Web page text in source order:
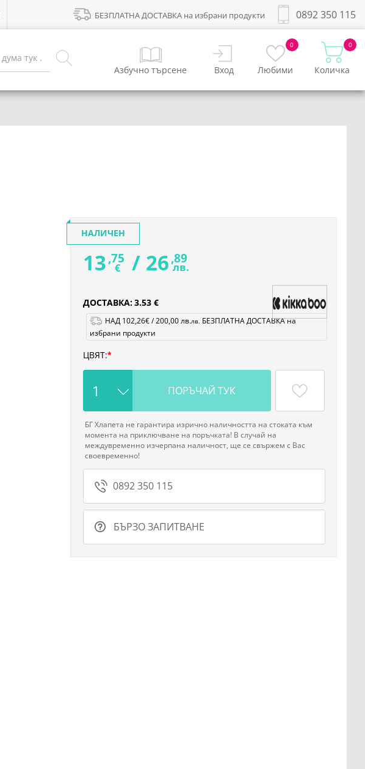
0892 350 115
БЕЗПЛАТНА ДОСТАВКА на избрани продукти
Азбучно търсене Вход
0
Любими
0
Количка
НАЛИЧЕН
13,75
€ / 26,89
лв.
ДОСТАВКА:3.53 €
НАД 102,26€/200,00лв.лв. БЕЗПЛАТНА ДОСТАВКА на
избрани продукти
ЦВЯТ:
ПОРЪЧАЙ ТУК
БГ Хлапета не гарантира изрично наличността на стоката към
момента на приключване на поръчката! В случай на
междувременно изчерпана наличност, ще се свържем с Вас
своевременно!
0892 350 115
БЪРЗО ЗАПИТВАНЕ